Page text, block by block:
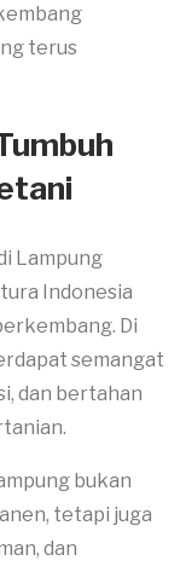
terus
Lampung
Indonesia
Di
semangat
dan bertahan
bukan
tetapi juga
dan